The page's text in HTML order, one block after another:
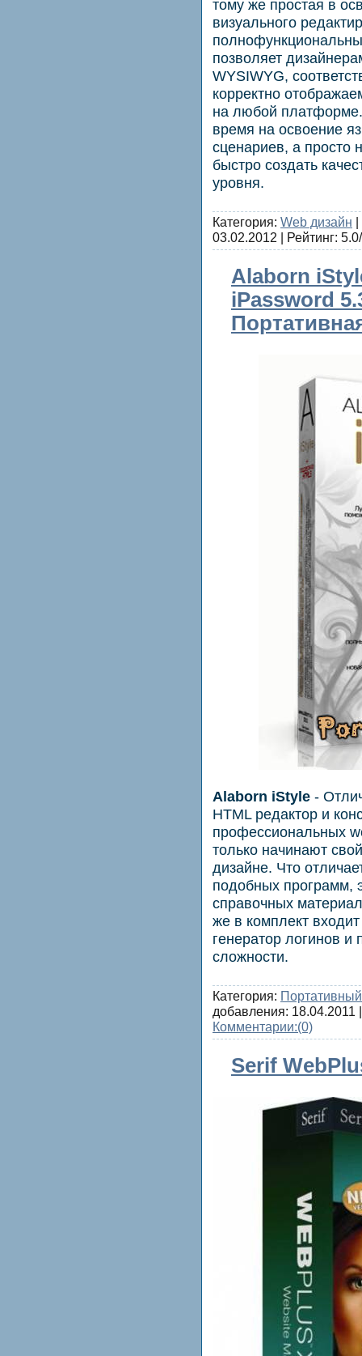
тому же простая в
визуального
позволяет
WYSIWYG,
корректно
на любой платформе.
время на освоение
сценариев, а просто
быстро создать
уровня.
Категория: Web дизайн |
03.02.2012 | Рейтинг:
Alaborn
iPassword
Alaborn iStyle -
HTML редактор и
профессиональных
только начинают
дизайне. Что
подобных программ,
справочных
же в комплект
генератор логинов и
сложности.
Категория:
добавления: 18.04.2011
Комментарии:(0)
Serif